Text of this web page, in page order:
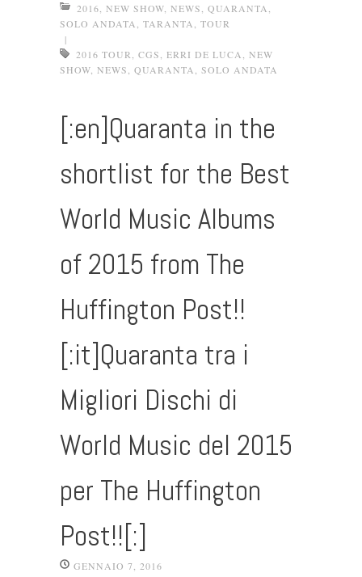
2016 NEW SHOW NEWS QUARANTA
SOLO ANDATA
TARANTA
TOUR
|
2016 TOUR
CGS ERRI DE LUCA
NEW
SHOW NEWS QUARANTA SOLO ANDATA
[:en]Quaranta in the
shortlist for the Best
World Music Albums
of 2015 from The
Huffington Post!!
[:it]Quaranta tra i
Migliori Dischi di
World Music del 2015
per The Huffington
Post!![:]
GENNAIO 7, 2016